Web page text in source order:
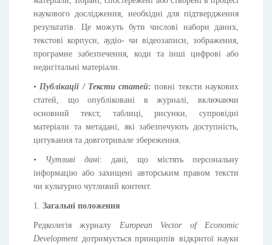
наукового дослідження, необхідні для підтвердження
результатів. Це можуть бути числові набори даних,
текстові корпуси, аудіо- чи відеозаписи, зображення,
програмне забезпечення, коди та інші цифрові або
недигітальні матеріали.
• Публікації / Тексти статей: повні тексти наукових
статей, що опубліковані в журналі, включаючи
основний текст, таблиці, рисунки, супровідні
матеріали та метадані, які забезпечують доступність,
цитування та довготривале збереження.
• Чутливі дані: дані, що містять персональну
інформацію або захищені авторським правом тексти
чи культурно чутливий контент.
1. Загальні положення
Редколегія журналу European Vector of Economic
Development дотримується принципів відкритої науки